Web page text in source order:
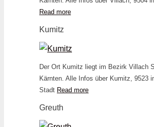
Read more
Kumitz
Der Ort Kumitz liegt im Bezirk Villach
Kärnten. Alle Infos über Kumitz, 9523
Stadt Read more
Greuth